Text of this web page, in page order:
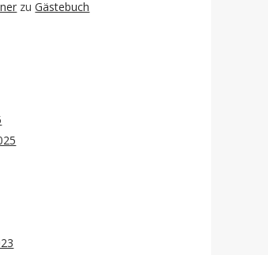
zuGästebuch